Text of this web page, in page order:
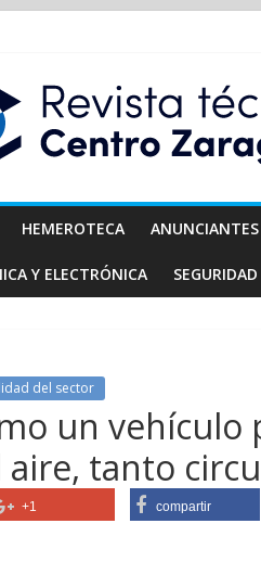
HEMEROTECA ANUNCIANTES
Y ELECTRÓNICA
del sector
un vehículo
aire, tanto
+1 compartir